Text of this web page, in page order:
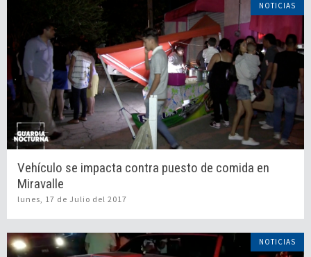
NOTICIAS
Vehículo se impacta contra puesto de comida en
Miravalle
lunes, 17 de Julio del 2017
NOTICIAS